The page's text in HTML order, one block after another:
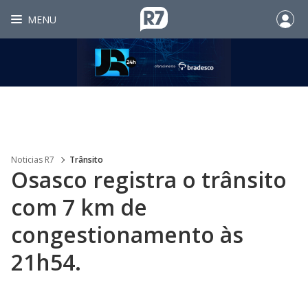
MENU
Noticias R7 Trânsito
Osasco registra o trânsito
com 7 km de
congestionamento às
21h54.